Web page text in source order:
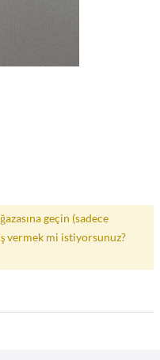
geçin (sadece
vermek mi istiyorsunuz?